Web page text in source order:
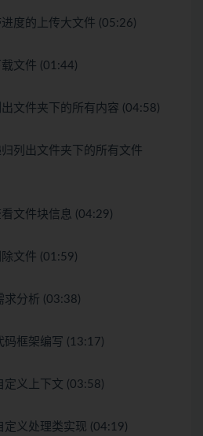
度的上传大文件 (05:26)
文件 (01:44)
文件夹下的所有内容 (04:58)
列出文件夹下的所有文件
文件块信息 (04:29)
文件 (01:59)
求分析 (03:38)
码框架编写 (13:17)
定义上下文 (03:58)
定义处理类实现 (04:19)